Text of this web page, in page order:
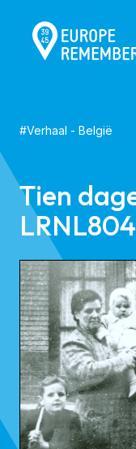
#Verhaal - België
Tien
LRNL804